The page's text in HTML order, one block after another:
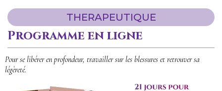
THERAPEUTIQUE
Programme en ligne
Pour se libérer en profondeur, travailler sur les blessures et retrouver sa
légèreté.